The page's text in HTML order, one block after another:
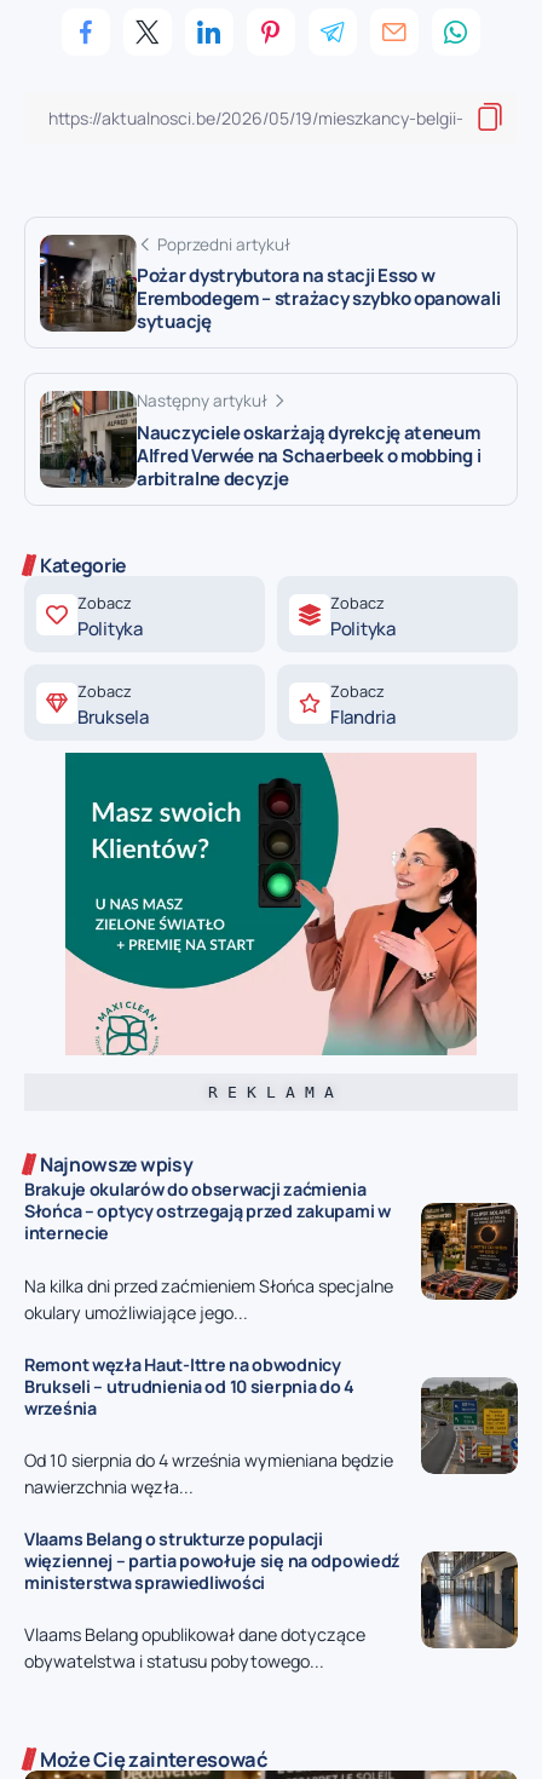
Poprzedni artykuł
Pożar dystrybutora na stacji Esso w
Erembodegem – strażacy szybko opanowali
sytuację
Następny artykuł
Nauczyciele oskarżają dyrekcję ateneum
Alfred Verwée na Schaerbeek o mobbing i
arbitralne decyzje
Kategorie
Zobacz
Polityka
Zobacz
Polityka
Zobacz
Bruksela
Zobacz
Flandria
R E K L A M A
Najnowsze wpisy
Brakuje okularów do obserwacji zaćmienia
Słońca – optycy ostrzegają przed zakupami w
internecie
Na kilka dni przed zaćmieniem Słońca specjalne
okulary umożliwiające jego...
Remont węzła Haut-Ittre na obwodnicy
Brukseli – utrudnienia od 10 sierpnia do 4
września
Od 10 sierpnia do 4 września wymieniana będzie
nawierzchnia węzła...
Vlaams Belang o strukturze populacji
więziennej – partia powołuje się na odpowiedź
ministerstwa sprawiedliwości
Vlaams Belang opublikował dane dotyczące
obywatelstwa i statusu pobytowego...
Może Cię zainteresować